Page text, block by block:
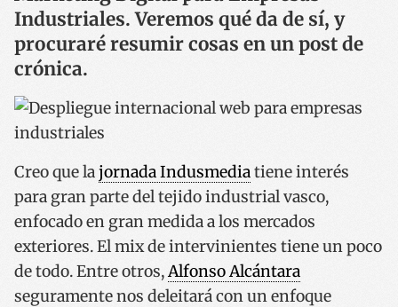
Industriales. Veremos qué da de sí, y
procuraré resumir cosas en un post de
crónica.
Creo que lajornada Indusmediatiene interés
para gran parte del tejido industrial vasco,
enfocado en gran medida a los mercados
exteriores. El mix de intervinientes tiene un poco
de todo. Entre otros,Alfonso Alcántara
seguramente nos deleitará con un enfoque